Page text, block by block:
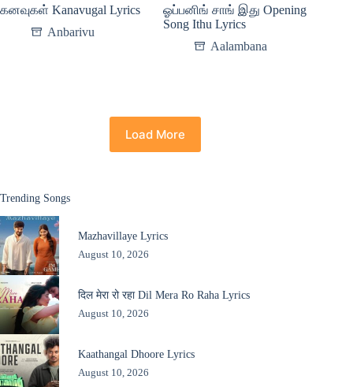
கனவுகள் Kanavugal Lyrics
Anbarivu
ஓப்பனிங் சாங் இது Opening
Song Ithu Lyrics
Aalambana
Load More
Trending Songs
Mazhavillaye Lyrics
August 10, 2026
दिल मेरा रो रहा Dil Mera Ro Raha Lyrics
August 10, 2026
Kaathangal Dhoore Lyrics
August 10, 2026